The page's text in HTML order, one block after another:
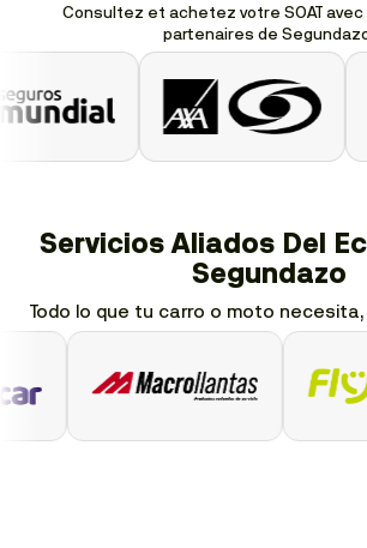
Consultez et achetez votre SOAT
partenaires de
Servicios Aliados Del
Segundazo
Todo lo que tu carro o moto